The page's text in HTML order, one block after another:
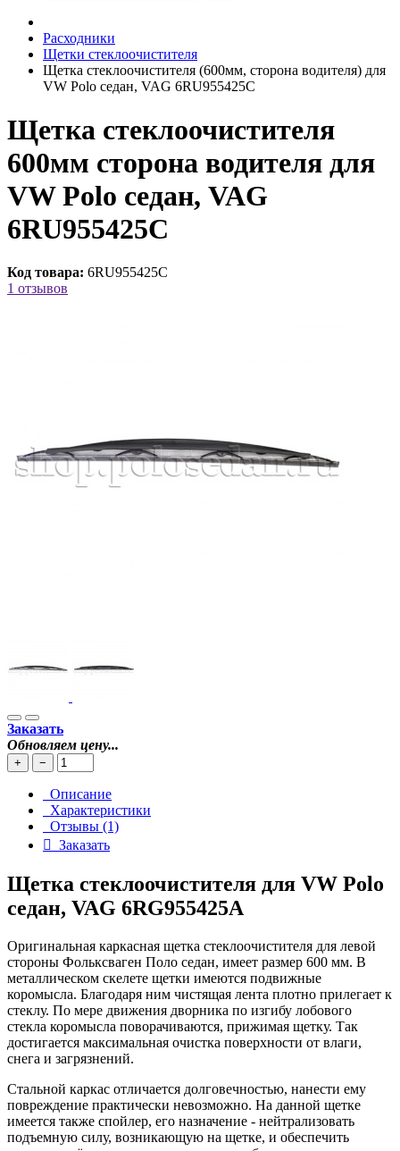
Расходники
Щетки стеклоочистителя
Щетка стеклоочистителя (600мм, сторона водителя) для
VW Polo седан, VAG 6RU955425C
Щетка стеклоочистителя
600мм сторона водителя для
VW Polo седан, VAG
6RU955425C
Код товара: 6RU955425C
1 отзывов
Заказать
Обновляем цену...
+ −
Описание
Характеристики
Отзывы (1)
Заказать
Щетка стеклоочистителя для VW Polo
седан, VAG 6RG955425A
Оригинальная каркасная щетка стеклоочистителя для левой
стороны Фольксваген Поло седан, имеет размер 600 мм. В
металлическом скелете щетки имеются подвижные
коромысла. Благодаря ним чистящая лента плотно прилегает к
стеклу. По мере движения дворника по изгибу лобового
стекла коромысла поворачиваются, прижимая щетку. Так
достигается максимальная очистка поверхности от влаги,
снега и загрязнений.
Стальной каркас отличается долговечностью, нанести ему
повреждение практически невозможно. На данной щетке
имеется также спойлер, его назначение - нейтрализовать
подъемную силу, возникающую на щетке, и обеспечить